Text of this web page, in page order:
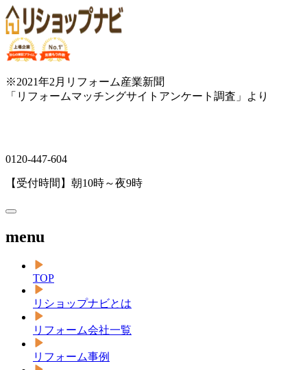
※2021年2月リフォーム産業新聞
「リフォームマッチングサイトアンケート調査」より
0120-447-604
【受付時間】朝10時～夜9時
menu
TOP
リショップナビとは
リフォーム会社一覧
リフォーム事例